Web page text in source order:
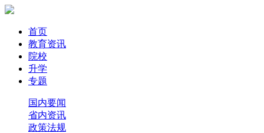
首页
教育资讯
院校
升学
专题
国内要闻
省内资讯
政策法规